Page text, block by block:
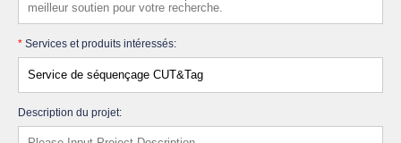
* Services et produits intéressés:
Description du projet: